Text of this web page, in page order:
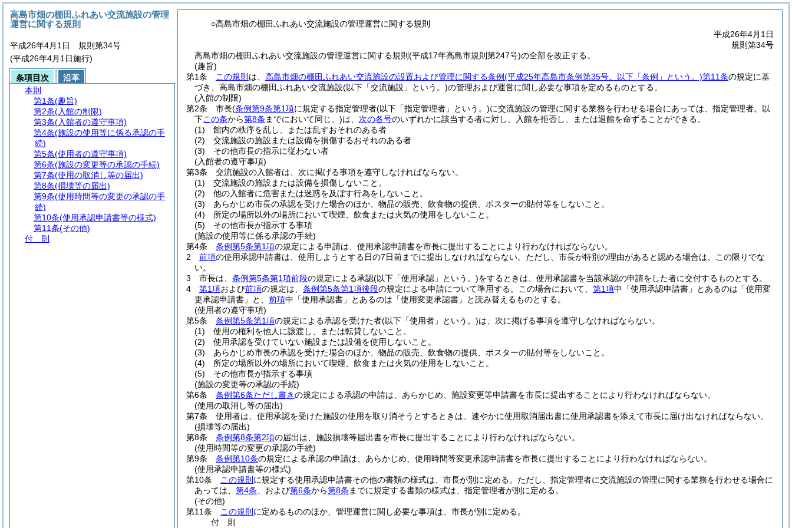
○高島市畑の棚田ふれあい交流施設の管理運営に関する規則
平成26年4月1日
規則第34号
高島市畑の棚田ふれあい交流施設の管理運営に関する規則(平成17年高島市規則第247号)の全部を改正する。
(趣旨)
第1条
この規則 は、 高島市畑の棚田ふれあい交流施設の設置および管理に関する条例(平成25年高島市条例第35号。以下「条例」という。)第11条の規定に基
づき、高島市畑の棚田ふれあい交流施設(以下「交流施設」という。)の管理および運営に関し必要な事項を定めるものとする。
(入館の制限)
第2条
市長(条例第9条第1項に規定する指定管理者(以下「指定管理者」という。)に交流施設の管理に関する業務を行わせる場合にあっては、指定管理者。以
下この条から第8条 までにおいて同じ。)は、 次の各号のいずれかに該当する者に対し、入館を拒否し、または退館を命ずることができる。
(1)
館内の秩序を乱し、または乱すおそれのある者
(2)
交流施設の施設または設備を損傷するおそれのある者
(3)
その他市長の指示に従わない者
(入館者の遵守事項)
第3条
交流施設の入館者は、次に掲げる事項を遵守しなければならない。
(1)
交流施設の施設または設備を損傷しないこと。
(2)
他の入館者に危害または迷惑を及ぼす行為をしないこと。
(3)
あらかじめ市長の承認を受けた場合のほか、物品の販売、飲食物の提供、ポスターの貼付等をしないこと。
(4)
所定の場所以外の場所において喫煙、飲食または火気の使用をしないこと。
(5)
その他市長が指示する事項
(施設の使用等に係る承認の手続)
第4条
条例第5条第1項の規定による申請は、使用承認申請書を市長に提出することにより行わなければならない。
2
前項の使用承認申請書は、使用しようとする日の7日前までに提出しなければならない。 ただし、市長が特別の理由があると認める場合は、この限りでな
い。
3
市長は、 条例第5条第1項前段の規定による承認(以下「使用承認」という。)をするときは、使用承認書を当該承認の申請をした者に交付するものとする。
4
第1項および前項の規定は、 条例第5条第1項後段の規定による申請について準用する。 この場合において、 第1項中「使用承認申請書」とあるのは「使用変
更承認申請書」と、 前項中「使用承認書」とあるのは「使用変更承認書」と読み替えるものとする。
(使用者の遵守事項)
第5条
条例第5条第1項の規定による承認を受けた者(以下「使用者」という。)は、次に掲げる事項を遵守しなければならない。
(1)
使用の権利を他人に譲渡し、または転貸しないこと。
(2)
使用承認を受けていない施設または設備を使用しないこと。
(3)
あらかじめ市長の承認を受けた場合のほか、物品の販売、飲食物の提供、ポスターの貼付等をしないこと。
(4)
所定の場所以外の場所において喫煙、飲食または火気の使用をしないこと。
(5)
その他市長が指示する事項
(施設の変更等の承認の手続)
第6条
条例第6条ただし書きの規定による承認の申請は、あらかじめ、施設変更等申請書を市長に提出することにより行わなければならない。
(使用の取消し等の届出)
第7条
使用者は、使用承認を受けた施設の使用を取り消そうとするときは、速やかに使用取消届出書に使用承認書を添えて市長に届け出なければならない。
(損壊等の届出)
第8条
条例第8条第2項の届出は、施設損壊等届出書を市長に提出することにより行わなければならない。
(使用時間等の変更の承認の手続)
第9条
条例第10条の規定による承認の申請は、あらかじめ、使用時間等変更承認申請書を市長に提出することにより行わなければならない。
(使用承認申請書等の様式)
第10条
この規則 に規定する使用承認申請書その他の書類の様式は、市長が別に定める。 ただし、指定管理者に交流施設の管理に関する業務を行わせる場合に
あっては、 第4条 、および第6条から第8条 までに規定する書類の様式は、指定管理者が別に定める。
(その他)
第11条
この規則 に定めるもののほか、管理運営に関し必要な事項は、市長が別に定める。
付 則
高島市畑の棚田ふれあい交流施設の管理
運営に関する規則
平成26年4月1日 規則第34号
(平成26年4月1日施行)
条項目次
沿革
本則
第1条(趣旨)
第2条(入館の制限)
第3条(入館者の遵守事項)
第4条(施設の使用等に係る承認の手
続)
第5条(使用者の遵守事項)
第6条(施設の変更等の承認の手続)
第7条(使用の取消し等の届出)
第8条(損壊等の届出)
第9条(使用時間等の変更の承認の手
続)
第10条(使用承認申請書等の様式)
第11条(その他)
付 則